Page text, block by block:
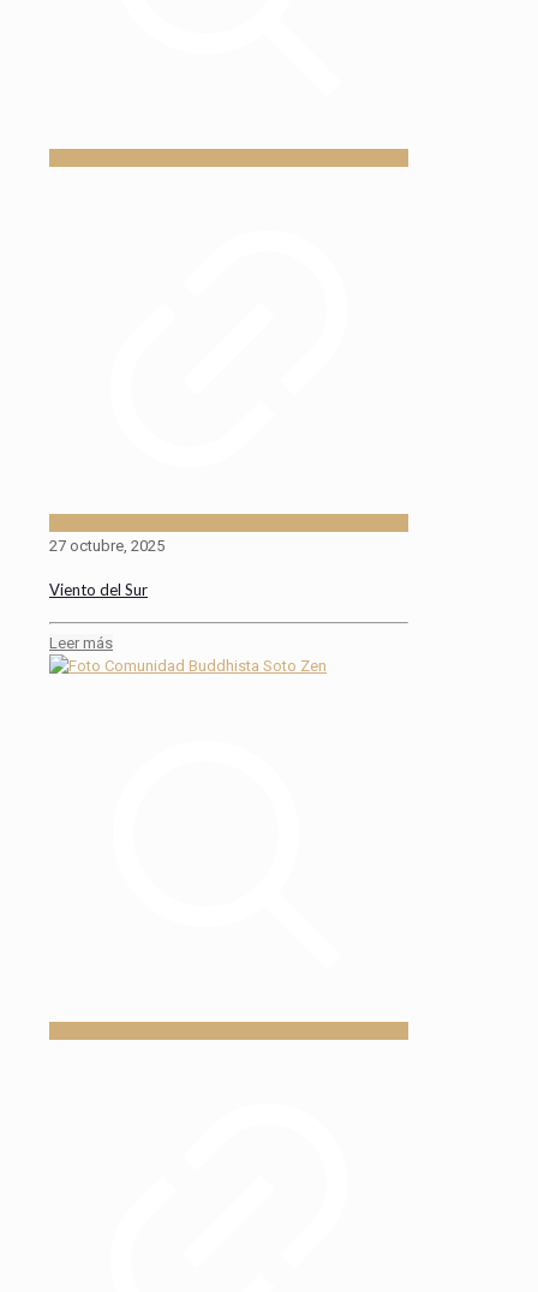
27 octubre, 2025
Viento del Sur
Leer más